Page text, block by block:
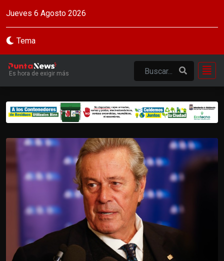
Jueves 6 Agosto 2026
Tema
Es hora de exigir más